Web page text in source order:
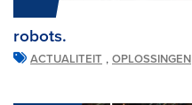
robots.
ACTUALITEIT , OPLOSSINGEN